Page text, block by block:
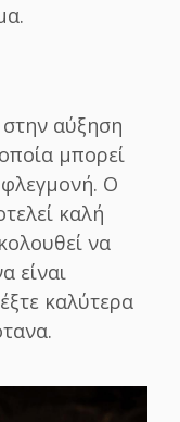
αύξηση
μπορεί
φλεγμονή. Ο
καλή
να
είναι
καλύτερα